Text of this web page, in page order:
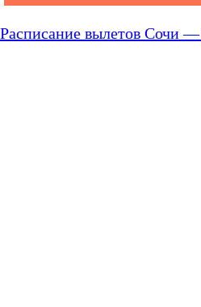
Расписание вылетов Сочи